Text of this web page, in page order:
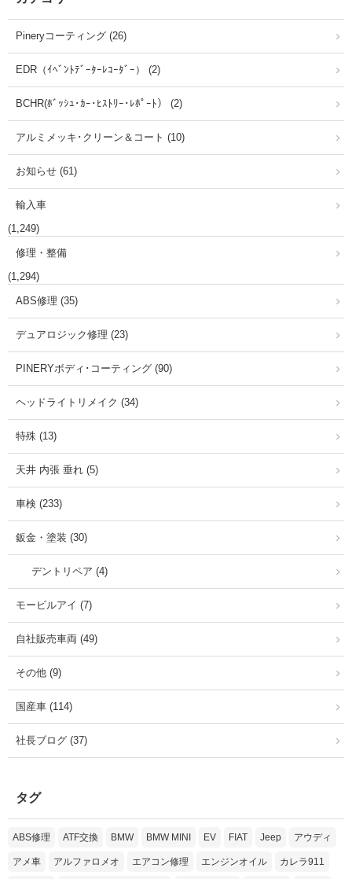
Pineryコーティング (26)
EDR（ｲﾍﾞﾝﾄﾃﾞｰﾀｰﾚｺｰﾀﾞｰ） (2)
BCHR(ﾎﾞｯｼｭ･ｶｰ･ﾋｽﾄﾘｰ･ﾚﾎﾟｰﾄ） (2)
アルミメッキ･クリーン＆コート (10)
お知らせ (61)
輸入車
(1,249)
修理・整備
(1,294)
ABS修理 (35)
デュアロジック修理 (23)
PINERYボディ･コーティング (90)
ヘッドライトリメイク (34)
特殊 (13)
天井 内張 垂れ (5)
車検 (233)
鈑金・塗装 (30)
デントリペア (4)
モービルアイ (7)
自社販売車両 (49)
その他 (9)
国産車 (114)
社長ブログ (37)
タグ
ABS修理 ATF交換 BMW BMW MINI EV FIAT Jeep アウディ
アメ車 アルファロメオ エアコン修理 エンジンオイル カレラ911